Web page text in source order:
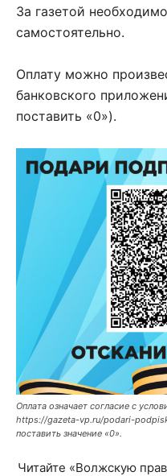
За газетой
самостоятельно.
Оплату можно
банковского
поставить «0»).
Оплата означает согласие с
https://gazeta-vp.ru/podari-
поставить значение «0».
Читайте «Волжскую